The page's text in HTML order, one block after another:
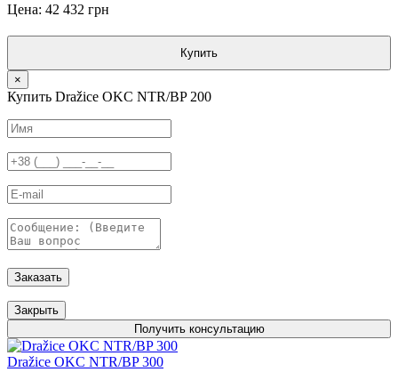
Цена: 42 432 грн
Купить
×
Купить Dražice OKC NTR/BP 200
Заказать
Закрыть
Получить консультацию
Dražice OKC NTR/BP 300